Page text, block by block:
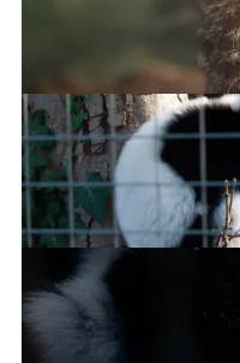
I like when it's warm!